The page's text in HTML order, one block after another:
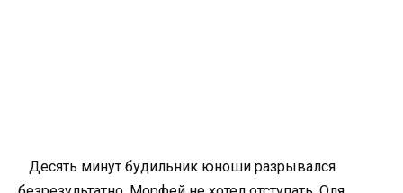
Десять минут будильник юноши разрывался